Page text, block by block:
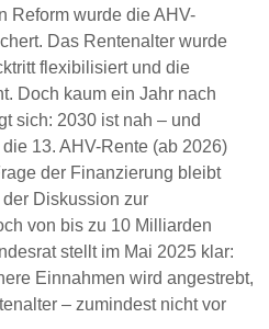
Reform wurde die AHV-
Das Rentenalter wurde
flexibilisiert und die
Doch kaum ein Jahr nach
sich: 2030 ist nah – und
13. AHV-Rente (ab 2026)
der Finanzierung bleibt
Diskussion zur
von bis zu 10 Milliarden
stellt im Mai 2025 klar:
Einnahmen wird angestrebt,
– zumindest nicht vor